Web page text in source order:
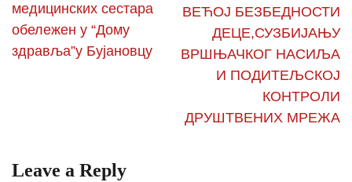
медицинских сестара
обележен у “Дому
здравља”у Бујановцу
ВЕЋОЈ БЕЗБЕДНОСТИ
ДЕЦЕ,СУЗБИЈАЊУ
ВРШЊАЧКОГ НАСИЉА
И ПОДИТЕЉСКОЈ
КОНТРОЛИ
ДРУШТВЕНИХ МРЕЖА
Leave a Reply